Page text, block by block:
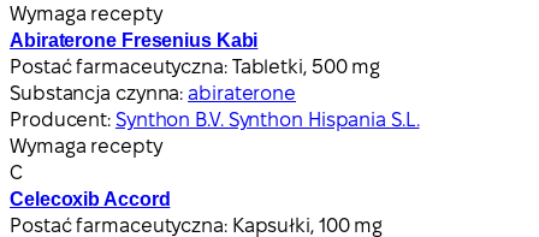
Wymaga recepty
Abiraterone Fresenius Kabi
Postać farmaceutyczna: Tabletki, 500 mg
Substancja czynna:abiraterone
Producent: Synthon B.V. Synthon Hispania S.L.
Wymaga recepty
C
Celecoxib Accord
Postać farmaceutyczna: Kapsułki, 100 mg